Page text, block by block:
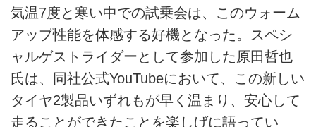
気温7度と寒い中での試乗会は、このウォーム
アップ性能を体感する好機となった。スペシ
ャルゲストライダーとして参加した原田哲也
氏は、同社公式YouTubeにおいて、この新しい
タイヤ2製品いずれもが早く温まり、安心して
走ることができたことを楽しげに語ってい